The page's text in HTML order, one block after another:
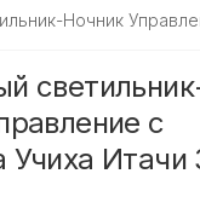
Ночник
с
Учиха Итачи